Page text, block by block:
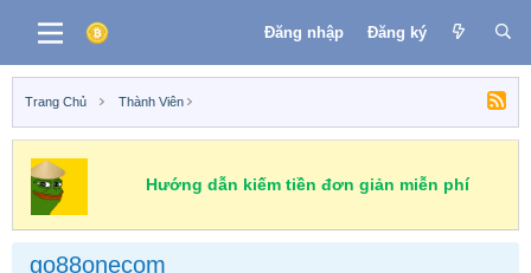
Đăng nhập Đăng ký
Trang Chủ Thành Viên
Hướng dẫn kiếm tiền đơn giản miễn phí
go88onecom